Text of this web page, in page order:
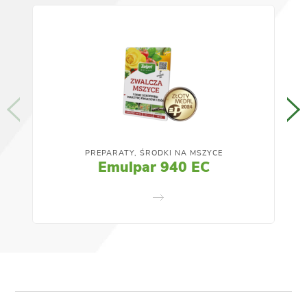
PREPARATY, ŚRODKI NA MSZYCE
Emulpar 940 EC